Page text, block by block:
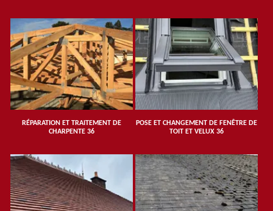
RÉPARATION ET TRAITEMENT DE
CHARPENTE 36
POSE ET CHANGEMENT DE FENÊTRE DE
TOIT ET VELUX 36